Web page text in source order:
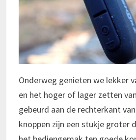
Onderweg genieten we lekker
en het hoger of lager zetten
gebeurd aan de rechterkant
knoppen zijn een stukje groter